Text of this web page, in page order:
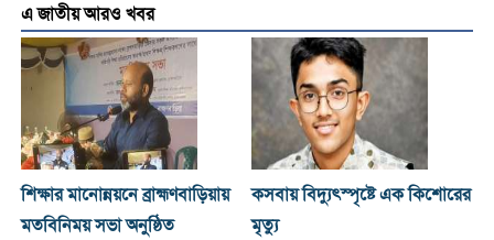
এ জাতীয় আরও খবর
শিক্ষার মানোন্নয়নে ব্রাহ্মণবাড়িয়ায়
মতবিনিময় সভা অনুষ্ঠিত
কসবায় বিদ্যুৎস্পৃষ্টে এক কিশোরের
মৃত্যু